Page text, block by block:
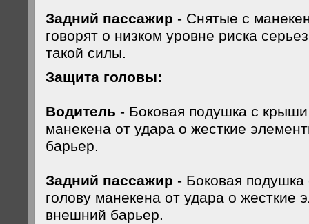
Задний пассажир - Снятые с
говорят о низком уровне риска
такой силы.
Защита головы:
Водитель - Боковая подушка с крыши
манекена от удара о жесткие
барьер.
Задний пассажир - Боковая
голову манекена от удара о жесткие
внешний барьер.